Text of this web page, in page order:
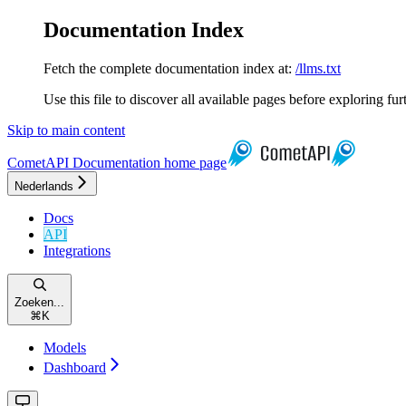
Documentation Index
Fetch the complete documentation index at: /llms.txt
Use this file to discover all available pages before exploring
Skip to main content
CometAPI Documentation home page
Nederlands
Docs
API
Integrations
Zoeken...
⌘ K
Models
Dashboard